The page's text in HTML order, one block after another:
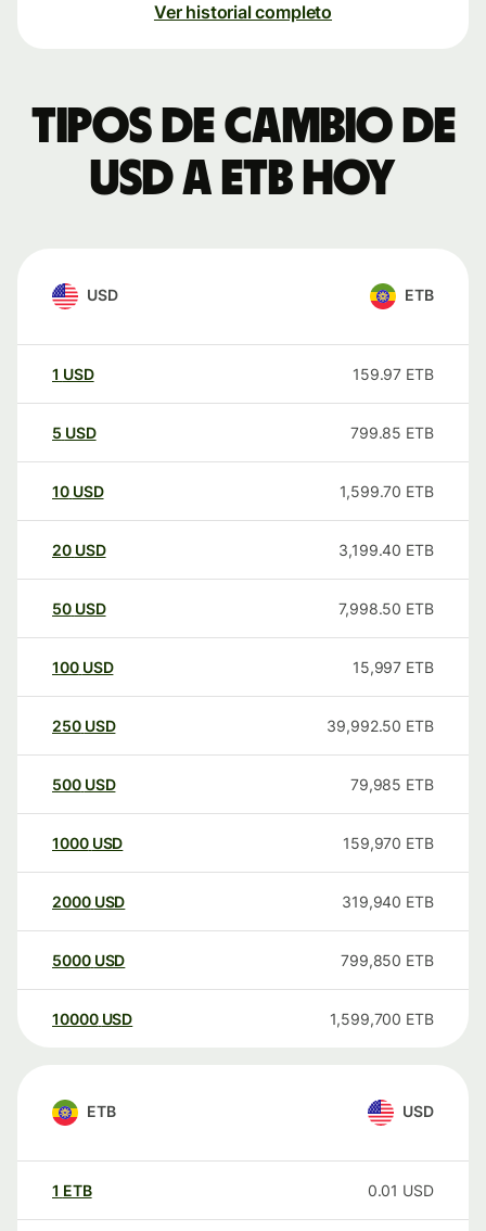
Ver historial completo
Tipos de cambio de
USD a ETB hoy
USD ETB
1 USD 159.97 ETB
5 USD 799.85 ETB
10 USD 1,599.70 ETB
20 USD 3,199.40 ETB
50 USD 7,998.50 ETB
100 USD 15,997 ETB
250 USD 39,992.50 ETB
500 USD 79,985 ETB
1000 USD 159,970 ETB
2000 USD 319,940 ETB
5000 USD 799,850 ETB
10000 USD 1,599,700 ETB
ETB USD
1 ETB 0.01 USD